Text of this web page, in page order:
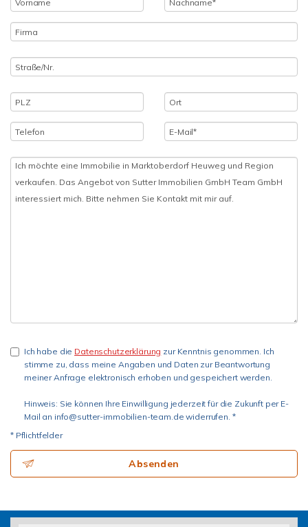
Ich habe die Datenschutzerklärung zur Kenntnis genommen. Ich
stimme zu, dass meine Angaben und Daten zur Beantwortung
meiner Anfrage elektronisch erhoben und gespeichert werden.
Hinweis: Sie können Ihre Einwilligung jederzeit für die Zukunft per E-
Mail an info@sutter-immobilien-team.de widerrufen. *
* Pflichtfelder
Absenden